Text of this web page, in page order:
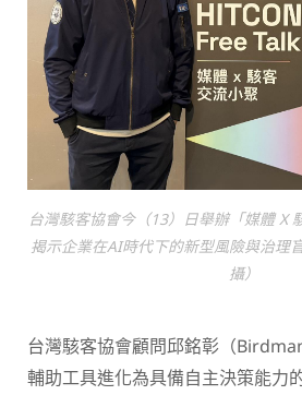
台灣駭客協會今（13）日舉辦「媒體 X
揭示企業在AI時代下的新型風險與治理
攝）
台灣駭客協會顧問邱銘彰（
輔助工具進化為具備自主決策能力